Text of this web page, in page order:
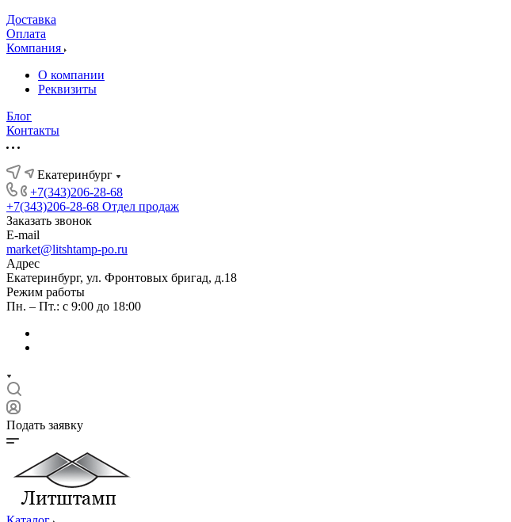
Доставка
Оплата
Компания
О компании
Реквизиты
Блог
Контакты
Екатеринбург
+7(343)206-28-68
+7(343)206-28-68 Отдел продаж
Заказать звонок
E-mail
market@litshtamp-po.ru
Адрес
Екатеринбург, ул. Фронтовых бригад, д.18
Режим работы
Пн. – Пт.: с 9:00 до 18:00
Подать заявку